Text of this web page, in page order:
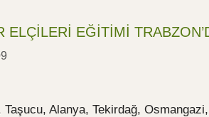
ELÇİLERİ EĞİTİMİ
Taşucu, Alanya, Tekirdağ,